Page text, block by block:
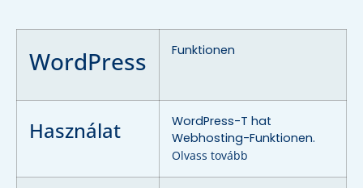
WordPress Funktionen
Használat
WordPress-T hat
Webhosting-Funktionen.
Olvass tovább